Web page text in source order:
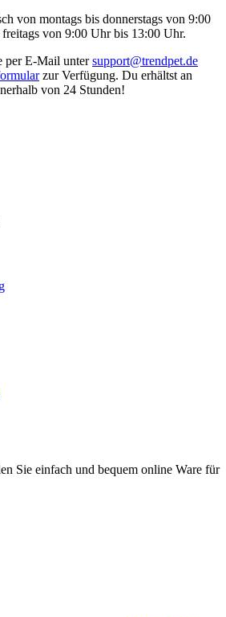
von montags bis donnerstags von 9:00
von 9:00 Uhr bis 13:00 Uhr.
per E-Mail untersupport@trendpet.de
zur Verfügung. Du erhältst an
von 24 Stunden!
Sie einfach und bequem online Ware für